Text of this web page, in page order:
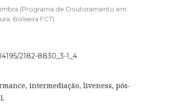
(Programa de Doutoramento em
Bolseira FCT)
2182-8830_3-1_4
intermediação, liveness, pós-